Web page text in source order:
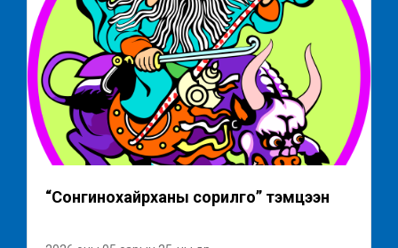
“Сонгинохайрханы сорилго” тэмцээн